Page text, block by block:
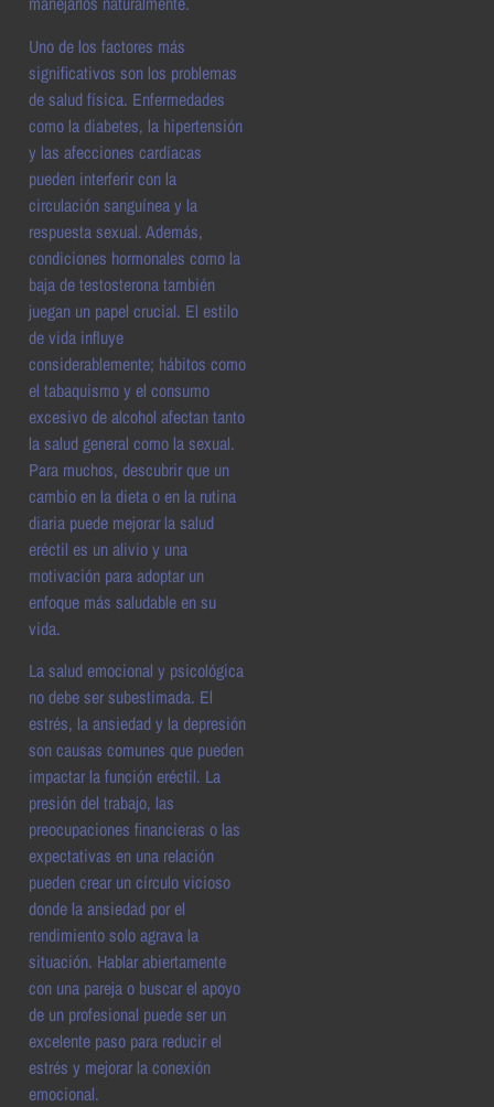
Uno de los factores más
significativos son los problemas
de salud física. Enfermedades
como la diabetes, la hipertensión
y las afecciones cardíacas
pueden interferir con la
circulación sanguínea y la
respuesta sexual. Además,
condiciones hormonales como la
baja de testosterona también
juegan un papel crucial. El estilo
de vida influye
considerablemente; hábitos como
el tabaquismo y el consumo
excesivo de alcohol afectan tanto
la salud general como la sexual.
Para muchos, descubrir que un
cambio en la dieta o en la rutina
diaria puede mejorar la salud
eréctil es un alivio y una
motivación para adoptar un
enfoque más saludable en su
vida.
La salud emocional y psicológica
no debe ser subestimada. El
estrés, la ansiedad y la depresión
son causas comunes que pueden
impactar la función eréctil. La
presión del trabajo, las
preocupaciones financieras o las
expectativas en una relación
pueden crear un círculo vicioso
donde la ansiedad por el
rendimiento solo agrava la
situación. Hablar abiertamente
con una pareja o buscar el apoyo
de un profesional puede ser un
excelente paso para reducir el
estrés y mejorar la conexión
emocional.